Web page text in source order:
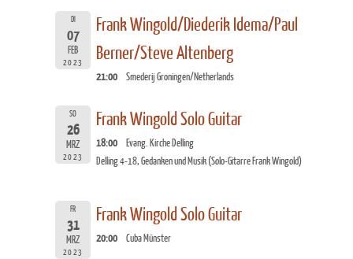
DI
07
FEB
2023
Frank Wingold/Diederik Idema/Paul
Berner/Steve Altenberg
21:00 Smederij Groningen/Netherlands
SO
26
MRZ
2023
Frank Wingold Solo Guitar
18:00
Evang. Kirche Delling
Delling 4-18, Gedanken und Musik (Solo-Gitarre Frank Wingold)
FR
31
MRZ
2023
Frank Wingold Solo Guitar
20:00 Cuba Münster